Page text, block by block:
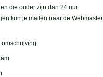
die ouder zijn dan 24 uur.
kun je mailen naar de